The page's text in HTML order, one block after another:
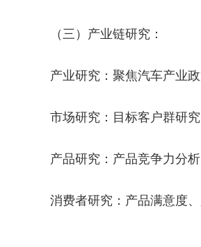
（三）产业链研究：
产业研究：聚焦汽车产业
市场研究：目标客户群研
产品研究：产品竞争力分
消费者研究：产品满意度